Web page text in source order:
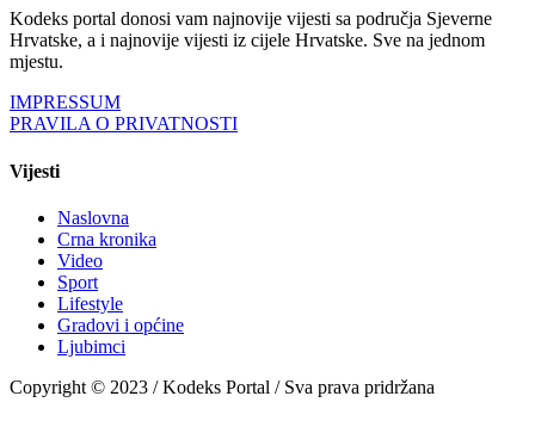
Kodeks portal donosi vam najnovije vijesti sa područja Sjeverne
Hrvatske, a i najnovije vijesti iz cijele Hrvatske. Sve na jednom
mjestu.
IMPRESSUM
PRAVILA O PRIVATNOSTI
Vijesti
Naslovna
Crna kronika
Video
Sport
Lifestyle
Gradovi i općine
Ljubimci
Copyright © 2023 / Kodeks Portal / Sva prava pridržana